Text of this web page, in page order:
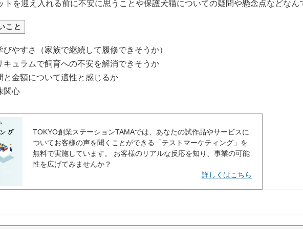
トを迎え入れる前に不安に思うことや保護犬猫についての疑問や懸念点などなん
こと
びやすさ（家族で継続して履修できそうか）
キュラムで飼育への不安を解消できそうか
と金額について適性と感じるか
関心
TOKYO創業ステーションTAMAでは、あなたの試作品やサービスに
ついてお客様の声を聞くことができる「テストマーケティング」を
無料で実施しています。 お客様のリアルな反応を知り、事業の可能
性を広げてみませんか？
詳しくはこちら